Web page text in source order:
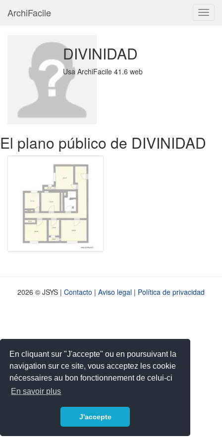
En cliquant sur "J'accepte" ou en poursuivant la
navigation sur ce site, vous acceptez les cookie
nécessaires au bon fonctionnement de celui-ci
En savoir plus
J'accepte
ArchiFacile
DIVINIDAD
Usa ArchiFacile 41.6 web
El plano público de DIVINIDAD
2026 © JSYS | Contacto | Aviso legal | Política de privacidad